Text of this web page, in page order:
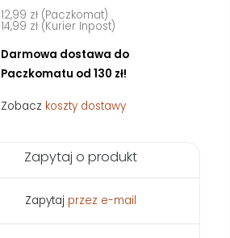
12,99 zł (Paczkomat)
14,99 zł (Kurier Inpost)
Darmowa dostawa do
Paczkomatu od 130 zł!
Zobacz koszty dostawy
Zapytaj o produkt
Zapytaj przez e-mail